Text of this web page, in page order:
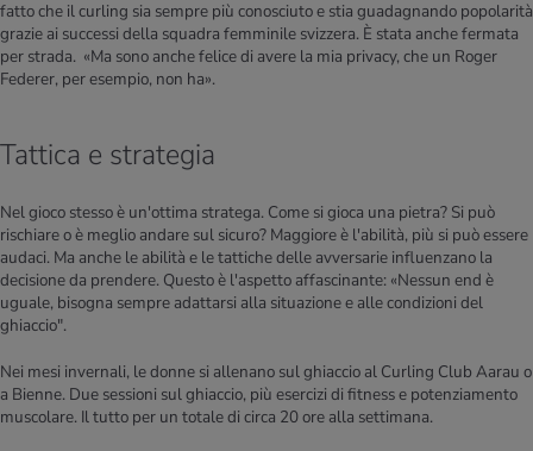
fatto che il curling sia sempre più conosciuto e stia guadagnando popolarità
grazie ai successi della squadra femminile svizzera. È stata anche fermata
per strada. «Ma sono anche felice di avere la mia privacy, che un Roger
Federer, per esempio, non ha».
Tattica e strategia
Nel gioco stesso è un'ottima stratega. Come si gioca una pietra? Si può
rischiare o è meglio andare sul sicuro? Maggiore è l'abilità, più si può essere
audaci. Ma anche le abilità e le tattiche delle avversarie influenzano la
decisione da prendere. Questo è l'aspetto affascinante: «Nessun end è
uguale, bisogna sempre adattarsi alla situazione e alle condizioni del
ghiaccio".
Nei mesi invernali, le donne si allenano sul ghiaccio al Curling Club Aarau o
a Bienne. Due sessioni sul ghiaccio, più esercizi di fitness e potenziamento
muscolare. Il tutto per un totale di circa 20 ore alla settimana.